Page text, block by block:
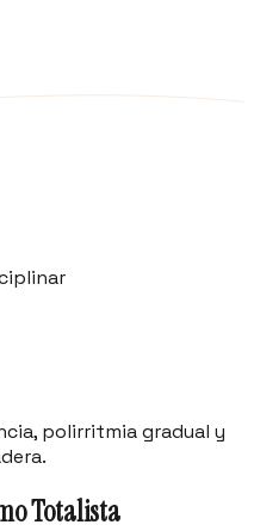
polirritmia gradual y
Totalista